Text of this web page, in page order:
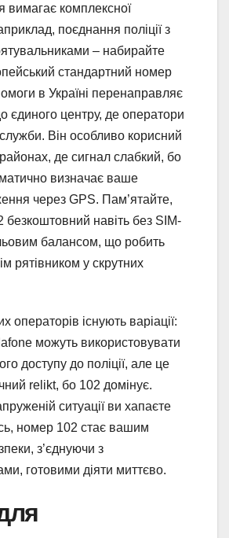
вимагає комплексної
поєднання поліції з
– набирайте
стандартний номер
в Україні перенаправляє
єдиного центру, де оператори
Він особливо корисний
де сигнал слабкий, бо
визначає ваше
через GPS. Пам’ятайте,
безкоштовний навіть без SIM-
балансом, що робить
рятівником у скрутних
операторів існують варіації:
можуть використовувати
доступу до поліції, але це
relikt, бо 102 домінує.
ситуації ви хапаєте
номер 102 стає вашим
з’єднуючи з
готовими діяти миттєво.